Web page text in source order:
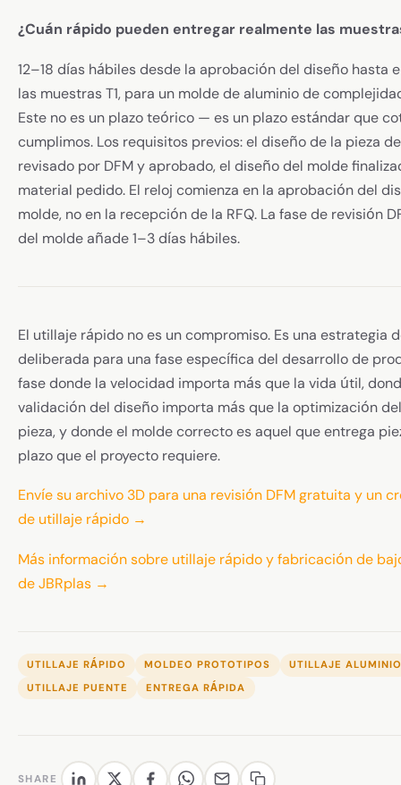
¿Cuán rápido pueden entregar realmente las
12–18 días hábiles desde la aprobación del diseño hasta
las muestras T1, para un molde de aluminio de
Este no es un plazo teórico — es un plazo estándar que
cumplimos. Los requisitos previos: el diseño de la pieza
revisado por DFM y aprobado, el diseño del molde
material pedido. El reloj comienza en la aprobación del
molde, no en la recepción de la RFQ. La fase de revisión
del molde añade 1–3 días hábiles.
El utillaje rápido no es un compromiso. Es una estrategia
deliberada para una fase específica del desarrollo de
fase donde la velocidad importa más que la vida útil,
validación del diseño importa más que la optimización
pieza, y donde el molde correcto es aquel que entrega
plazo que el proyecto requiere.
Envíe su archivo 3D para una revisión DFM gratuita y un
de utillaje rápido →
Más información sobre utillaje rápido y fabricación de
de JBRplas →
UTILLAJE RÁPIDO MOLDEO PROTOTIPOS
UTILLAJE ALUMINIO
UTILLAJE PUENTE
ENTREGA RÁPIDA
SHARE